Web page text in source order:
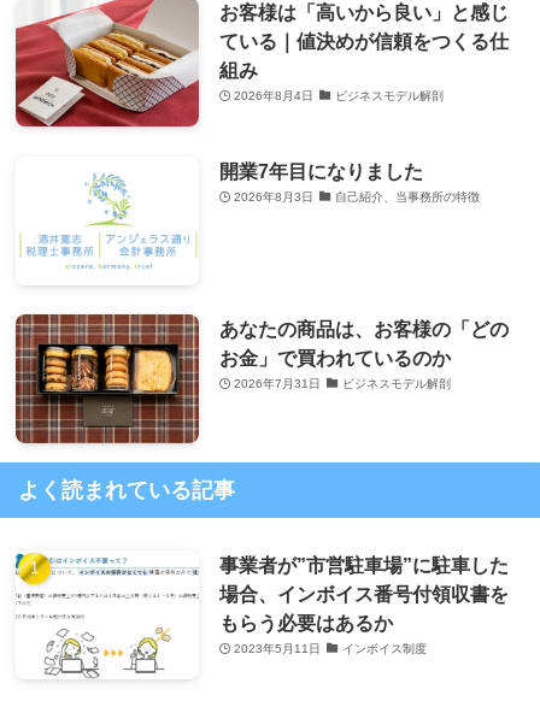
お客様は「高いから良い」と感じ
ている｜値決めが信頼をつくる仕
組み
2026年8月4日 ビジネスモデル解剖
開業7年目になりました
2026年8月3日 自己紹介、当事務所の特徴
あなたの商品は、お客様の「どの
お金」で買われているのか
2026年7月31日 ビジネスモデル解剖
よく読まれている記事
事業者が”市営駐車場”に駐車した
場合、インボイス番号付領収書を
もらう必要はあるか
2023年5月11日 インボイス制度